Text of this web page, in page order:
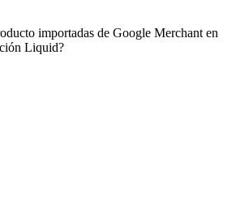
importadas de Google Merchant en
Liquid?